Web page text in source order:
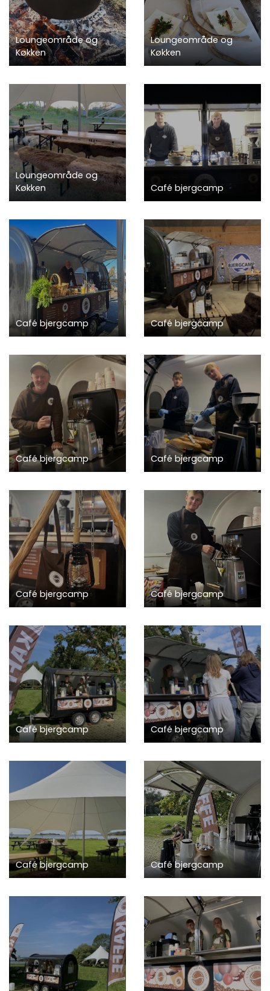
Loungeområde og
Køkken
Loungeområde og
Køkken
Loungeområde og
Køkken
Café bjergcamp
Café bjergcamp Café bjergcamp
Café bjergcamp Café bjergcamp
Café bjergcamp Café bjergcamp
Café bjergcamp Café bjergcamp
Café bjergcamp Café bjergcamp